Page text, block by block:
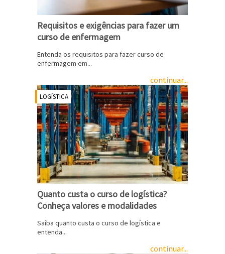
Requisitos e exigências para fazer um
curso de enfermagem
Entenda os requisitos para fazer curso de
enfermagem em...
continuar...
LOGÍSTICA
Quanto custa o curso de logística?
Conheça valores e modalidades
Saiba quanto custa o curso de logística e
entenda...
continuar...